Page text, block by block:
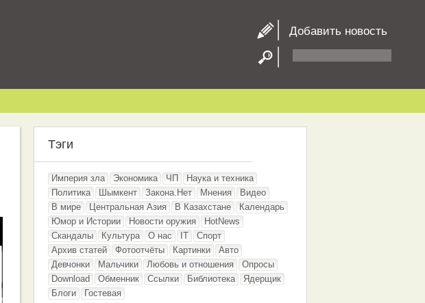
Добавить новость
Тэги
Империя зла Экономика ЧП
Наука и техника
Политика
Шымкент Закона.Нет Мнения
Видео
В мире
Центральная Азия В Казахстане
Календарь
Юмор и Истории
Новости оружия
HotNews
Скандалы
Культура О нас IT
Спорт
Архив статей
Фотоотчёты Картинки
Авто
Девчонки
Мальчики Любовь и отношения
Опросы
Download
Обменник Ссылки Библиотека
Ядерщик
Блоги
Гостевая